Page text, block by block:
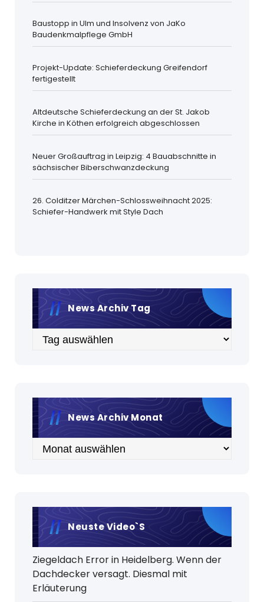
Baustopp in Ulm und Insolvenz von JaKo
Baudenkmalpflege GmbH
Projekt-Update: Schieferdeckung Greifendorf
fertigestellt
Altdeutsche Schieferdeckung an der St. Jakob
Kirche in Köthen erfolgreich abgeschlossen
Neuer Großauftrag in Leipzig: 4 Bauabschnitte in
sächsischer Biberschwanzdeckung
26. Colditzer Märchen-Schlossweihnacht 2025:
Schiefer-Handwerk mit Style Dach
News Archiv Tag
Archiv
News Archiv Monat
Archiv
Neuste Video`s
Ziegeldach Error in Heidelberg. Wenn der
Dachdecker versagt. Diesmal mit
Erläuterung